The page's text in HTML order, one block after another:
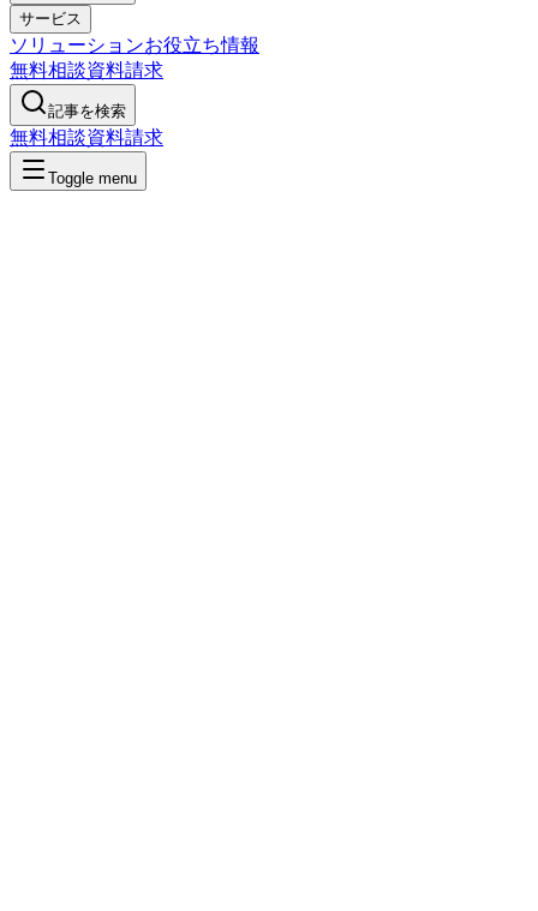
サービス
ソリューションお役立ち情報
無料相談資料請求
記事を検索
無料相談資料請求
Toggle menu